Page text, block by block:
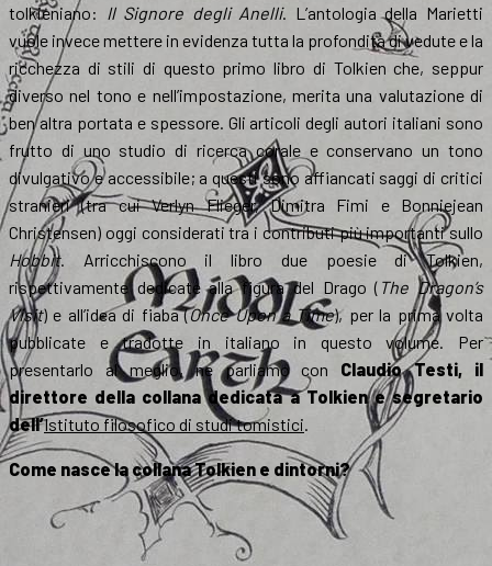
tolkieniano: Il Signore degli Anelli. L’antologia della Marietti
vuole invece mettere in evidenza tutta la profondità di vedute e la
ricchezza di stili di questo primo libro di Tolkien che, seppur
diverso nel tono e nell’impostazione, merita una valutazione di
ben altra portata e spessore. Gli articoli degli autori italiani sono
frutto di uno studio di ricerca corale e conservano un tono
divulgativo e accessibile; a questi sono affiancati saggi di critici
stranieri (tra cui Verlyn Flieger, Dimitra Fimi e Bonniejean
Christensen) oggi considerati tra i contributi più importanti sullo
Hobbit. Arricchiscono il libro due poesie di Tolkien,
rispettivamente dedicate alla figura del Drago ( The Dragon’s
Visit) e all’idea di fiaba (Once Upon a Time), per la prima volta
pubblicate e tradotte in italiano in questo volume. Per
presentarlo al meglio, ne parliamo con Claudio Testi, il
direttore della collana dedicata a Tolkien e segretario
dell’Istituto filosofico di studi tomistici.
Come nasce la collana Tolkien e dintorni?